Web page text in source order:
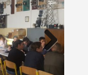
Next